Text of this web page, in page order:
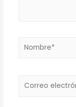
Nombre*
Correo